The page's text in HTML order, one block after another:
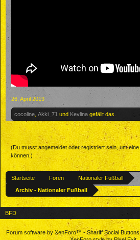
26. April 2019
cocoline Akki_71 und Kevlina gefällt das.
(Du musst angemeldet oder registriert sein, um
können.)
Startseite Foren
Nationaler Fußball
Archiv - Nationaler Fußball
BFD
Forum software by XenForo™-Shariff Social Buttons